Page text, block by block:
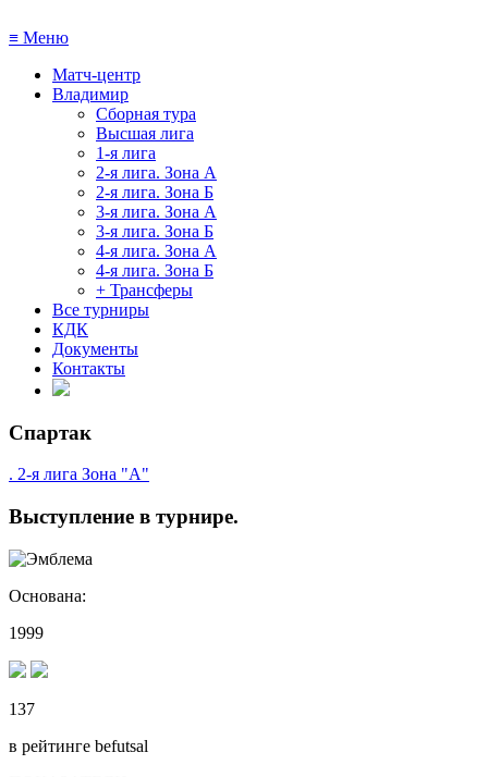
≡ Меню
Матч-центр
Владимир
Сборная тура
Высшая лига
1-я лига
2-я лига. Зона А
2-я лига. Зона Б
3-я лига. Зона А
3-я лига. Зона Б
4-я лига. Зона А
4-я лига. Зона Б
+ Трансферы
Все турниры
КДК
Документы
Контакты
Спартак
. 2-я лига Зона "А"
Выступление в турнире.
Основана:
1999
137
в рейтинге befutsal